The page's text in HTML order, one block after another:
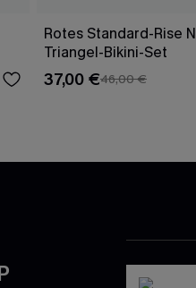
Rotes Standard-Rise
Triangel-Bikini-Set
37,00 €46,00 €